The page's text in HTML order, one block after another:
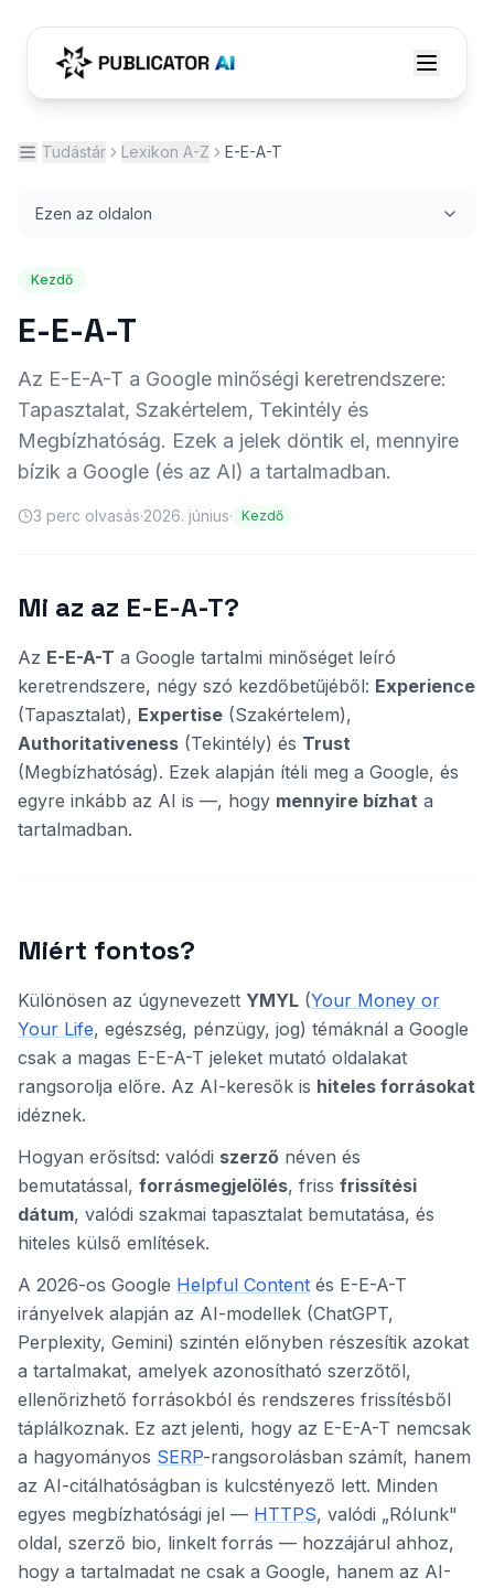
Tudástár Lexikon A-Z E-E-A-T
Ezen az oldalon
Kezdő
E-E-A-T
Az E-E-A-T a Google minőségi keretrendszere:
Tapasztalat, Szakértelem, Tekintély és
Megbízhatóság. Ezek a jelek döntik el, mennyire
bízik a Google (és az AI) a tartalmadban.
3 perc olvasás·2026. június· Kezdő
Mi az az E-E-A-T?
Az E-E-A-T a Google tartalmi minőséget leíró
keretrendszere, négy szó kezdőbetűjéből: Experience
(Tapasztalat), Expertise (Szakértelem),
Authoritativeness (Tekintély) és Trust
(Megbízhatóság). Ezek alapján ítéli meg a Google, és
egyre inkább az AI is —, hogy mennyire bízhat a
tartalmadban.
Miért fontos?
Különösen az úgynevezett YMYL (Your Money or
Your Life, egészség, pénzügy, jog) témáknál a Google
csak a magas E-E-A-T jeleket mutató oldalakat
rangsorolja előre. Az AI-keresők is hiteles forrásokat
idéznek.
Hogyan erősítsd: valódi szerző néven és
bemutatással, forrásmegjelölés, friss frissítési
dátum, valódi szakmai tapasztalat bemutatása, és
hiteles külső említések.
A 2026-os Google Helpful Content és E-E-A-T
irányelvek alapján az AI-modellek (ChatGPT,
Perplexity, Gemini) szintén előnyben részesítik azokat
a tartalmakat, amelyek azonosítható szerzőtől,
ellenőrizhető forrásokból és rendszeres frissítésből
táplálkoznak. Ez azt jelenti, hogy az E-E-A-T nemcsak
a hagyományos SERP-rangsorolásban számít, hanem
az AI-citálhatóságban is kulcstényező lett. Minden
egyes megbízhatósági jel — HTTPS, valódi „Rólunk"
oldal, szerző bio, linkelt forrás — hozzájárul ahhoz,
hogy a tartalmadat ne csak a Google, hanem az AI-